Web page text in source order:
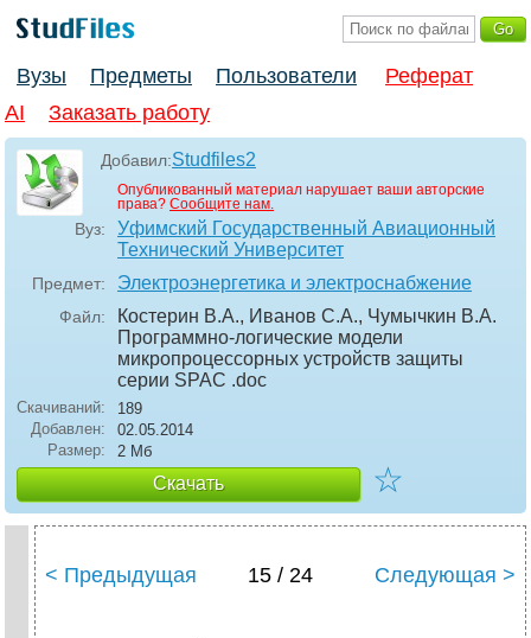
Вузы Предметы Пользователи
Реферат
AI
Заказать работу
Добавил:Studfiles2
Опубликованный материал нарушает ваши авторские
права? Сообщите нам.
Вуз:
Уфимский Государственный Авиационный
Технический Университет
Предмет: Электроэнергетика и электроснабжение
Файл:
Костерин В.А., Иванов С.А., Чумычкин В.А.
Программно-логические модели
микропроцессорных устройств защиты
серии SPAC .doc
Скачиваний:
189
Добавлен:
02.05.2014
Размер:
2 Мб
Скачать ☆
< Предыдущая 15 / 24 Следующая >